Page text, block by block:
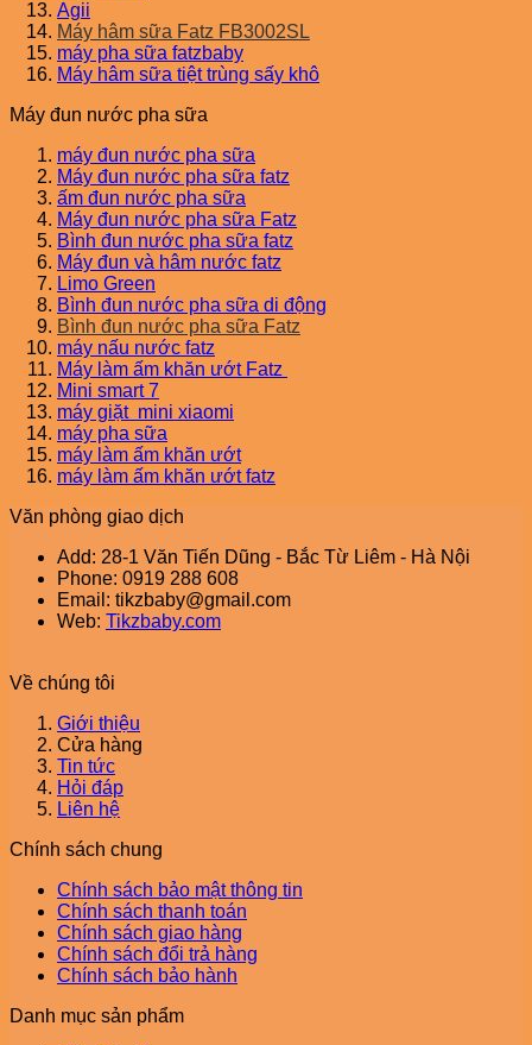
Agii
Máy hâm sữa Fatz FB3002SL
máy pha sữa fatzbaby
Máy hâm sữa tiệt trùng sấy khô
Máy đun nước pha sữa
máy đun nước pha sữa
Máy đun nước pha sữa fatz
ấm đun nước pha sữa
Máy đun nước pha sữa Fatz
Bình đun nước pha sữa fatz
Máy đun và hâm nước fatz
Limo Green
Bình đun nước pha sữa di động
Bình đun nước pha sữa Fatz
máy nấu nước fatz
Máy làm ấm khăn ướt Fatz
Mini smart 7
máy giặt mini xiaomi
máy pha sữa
máy làm ấm khăn ướt
máy làm ấm khăn ướt fatz
Văn phòng giao dịch
Add: 28-1 Văn Tiến Dũng - Bắc Từ Liêm - Hà Nội
Phone: 0919 288 608
Email: tikzbaby@gmail.com
Web: Tikzbaby.com
Về chúng tôi
Giới thiệu
Cửa hàng
Tin tức
Hỏi đáp
Liên hệ
Chính sách chung
Chính sách bảo mật thông tin
Chính sách thanh toán
Chính sách giao hàng
Chính sách đổi trả hàng
Chính sách bảo hành
Danh mục sản phẩm